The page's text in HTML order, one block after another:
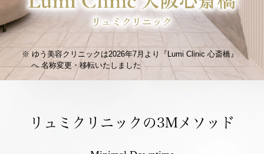
ゆう美容クリニックは2026年7月より『Lumi Clinic 心斎橋』
へ名称変更・移転いたしました
リュミクリニックの3Mメソッド